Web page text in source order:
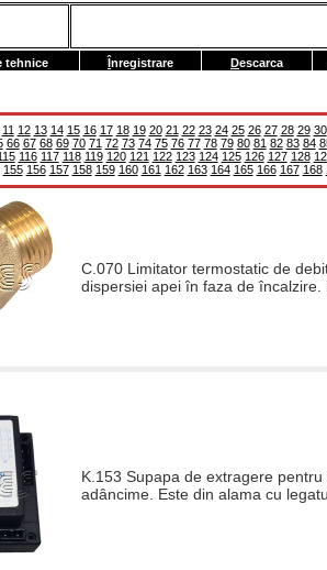
11 12 13 14 15 16 17 18 19 20 21 22 23 24 25 26 27 28 29 30
66 67 68 69 70 71 72 73 74 75 76 77 78 79 80 81 82 83 84
116 117 118 119 120 121 122 123 124 125 126 127 128
155 156 157 158 159 160 161 162 163 164 165 166 167 168
C.070 Limitator termostatic de
dispersiei apei în faza de
K.153 Supapa de extragere
adâncime. Este din alama cu
tehnice Înregistrare Descarca